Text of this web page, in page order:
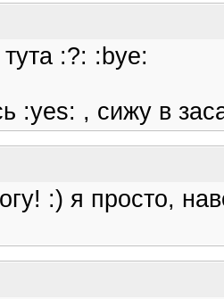
:?: :bye:
:yes: , сижу в
:) я просто,